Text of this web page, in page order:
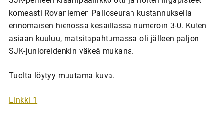
komeasti Rovaniemen Palloseuran kustannuksella
erinomaisen hienossa kesäillassa numeroin 3-0. Kuten
asiaan kuuluu, matsitapahtumassa oli jälleen paljon
SJK-junioreidenkin väkeä mukana.
Tuolta löytyy muutama kuva.
Linkki 1